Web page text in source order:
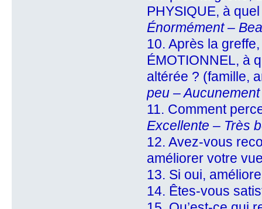
PHYSIQUE, à
Énormément –
10. Après la
ÉMOTIONNEL, à
altérée ? (famille,
peu – Aucunement
11. Comment
Excellente – Très
12. Avez-vous
améliorer votre
13. Si oui,
14. Êtes-vous